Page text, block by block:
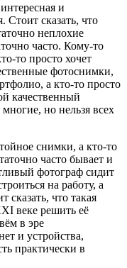
и
Стоит сказать, что
неплохие
часто. Кому-то
то просто хочет
фотоснимки,
а кто-то просто
качественный
но нельзя всех
снимки, а кто-то
часто бывает и
фотограф сидит
на работу, а
сказать, что такая
веке решить её
в эре
и устройства,
практически в